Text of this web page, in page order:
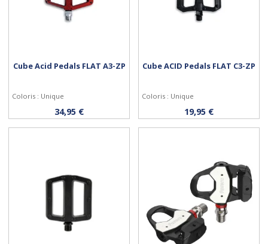
Acheter
Cube Acid Pedals FLAT A3-ZP
Coloris : Unique
34,95 € Acheter
Cube ACID Pedals FLAT C3-ZP
Coloris : Unique
19,95 €